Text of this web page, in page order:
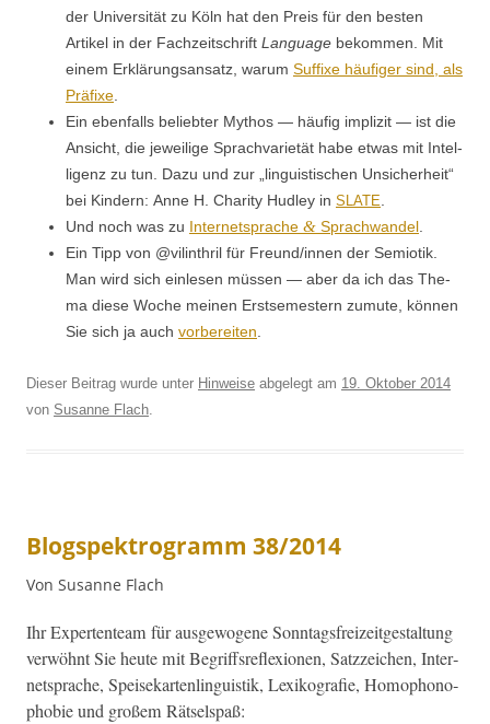
der Uni­ver­sität zu Köln hat den Preis für den besten
Artikel in der Fachzeitschrift Lan­guage bekom­men. Mit
einem Erk­lärungsansatz, warum Suf­fixe häu­figer sind, als
Prä­fixe
Ein eben­falls beliebter Mythos — häu­fig impliz­it — ist die
Ansicht, die jew­eilige Sprach­va­ri­etät habe etwas mit Intel­
li­genz zu tun. Dazu und zur „lin­guis­tis­chen Unsicher­heit“
bei Kindern: Anne H. Char­i­ty Hud­ley in SLATE
Und noch was zu Inter­net­sprache & Sprach­wan­del
Ein Tipp von @vilinthril für Freund/innen der Semi­otik.
Man wird sich ein­le­sen müssen — aber da ich das The­
ma diese Woche meinen Erstse­mes­tern zumute, kön­nen
Sie sich ja auch vor­bere­it­en
Dieser Beitrag wurde unter Hinweise abgelegt am 19. Oktober 2014
von Susanne Flach
Blogspektrogramm 38/2014
Von Susanne Flach
Ihr Exper­ten­team für aus­ge­wo­gene Son­ntags­freizeit­gestal­tung
ver­wöh­nt Sie heute mit Begriff­s­re­flex­io­nen, Satzze­ichen, Inter­
net­sprache, Speisekarten­lin­guis­tik, Lexiko­grafie, Homophono­
pho­bie und großem Rätselspaß: